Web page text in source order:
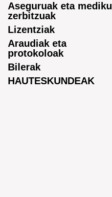
Aseguruak eta mediku
zerbitzuak
Lizentziak
Araudiak eta
protokoloak
Bilerak
HAUTESKUNDEAK